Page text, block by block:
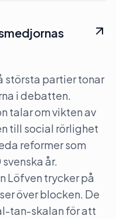
största partier tonar
i debatten.
talar om vikten av
till social rörlighet
reformer som
år.
Löfven trycker på
över blocken. De
tan-skalan för att